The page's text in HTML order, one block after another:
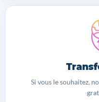
Si vous le souhaitez,